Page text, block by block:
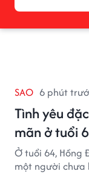
SAO 6 phút
Tình yêu
mãn ở tuổi
Ở tuổi 64,
một người chưa